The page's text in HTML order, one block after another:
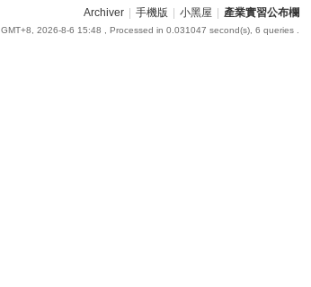
Archiver 手機版 小黑屋 產業實習公布欄
GMT+8, 2026-8-6 15:48 , Processed in 0.031047 second(s), 6 queries .